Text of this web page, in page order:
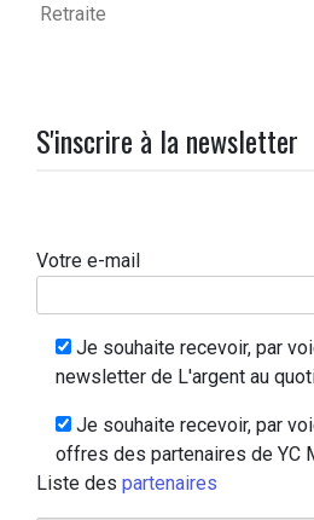
Retraite
S'inscrire à la newsletter
Votre e-mail
Je souhaite recevoir, par
newsletter de L'argent au
Je souhaite recevoir, par
offres des partenaires de YC
Liste des partenaires